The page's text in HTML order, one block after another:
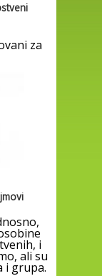
za
i
ali su
i grupa.